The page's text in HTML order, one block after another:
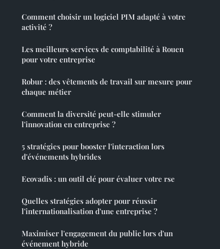
Comment choisir un logiciel PIM adapté à votre
activité ?
Les meilleurs services de comptabilité à Rouen
pour votre entreprise
Robur : des vêtements de travail sur mesure pour
chaque métier
Comment la diversité peut-elle stimuler
l'innovation en entreprise ?
5 stratégies pour booster l'interaction lors
d'événements hybrides
Ecovadis : un outil clé pour évaluer votre rse
Quelles stratégies adopter pour réussir
l'internationalisation d'une entreprise ?
Maximiser l'engagement du public lors d'un
événement hybride